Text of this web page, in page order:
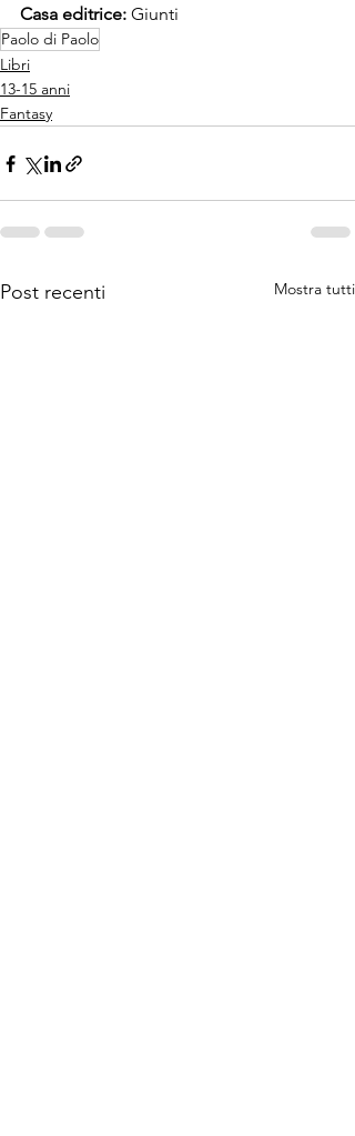
Casa editrice: Giunti
Paolo di Paolo
Libri
13-15 anni
Fantasy
Post recenti Mostra tutti